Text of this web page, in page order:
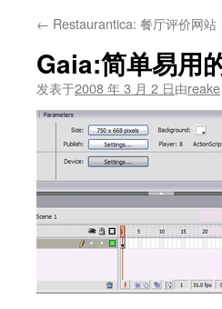
文← Restaurantica: 餐厅评价网站
Gaia:简单易用
发表于2008 年 3 月 2 日由reake